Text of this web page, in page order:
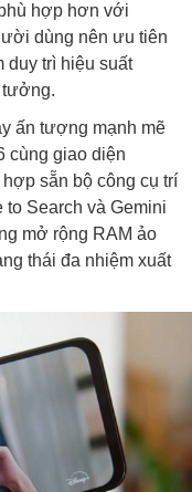
hợp hơn với
dùng nên ưu tiên
duy trì hiệu suất
tưởng.
ấn tượng mạnh mẽ
cùng giao diện
sẵn bộ công cụ trí
to Search và Gemini
mở rộng RAM ảo
thái đa nhiệm xuất